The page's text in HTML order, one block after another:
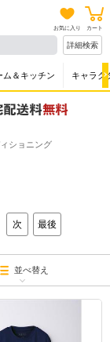
お気に入り カート
詳細検索
ム＆キッチン キャラク
ショニング
次 最後
並べ替え